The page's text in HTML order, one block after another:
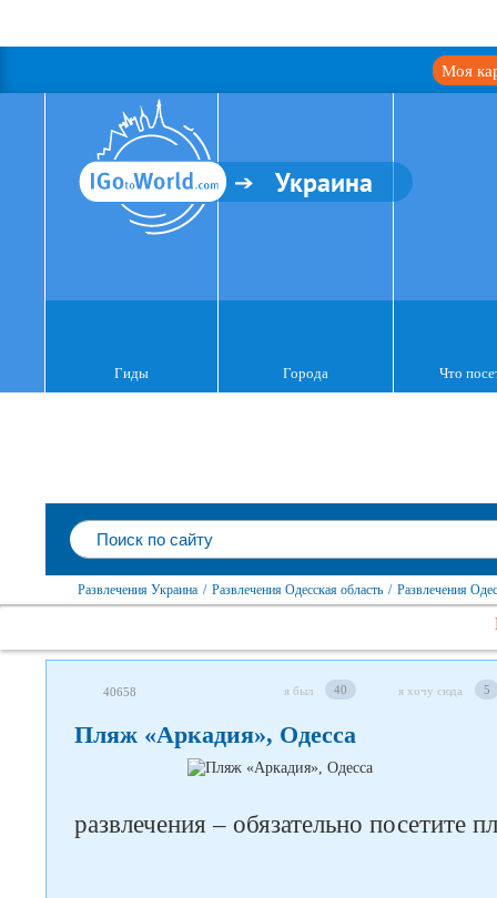
Моя
Украина
Гиды Города Что
Развлечения Украина / Развлечения Одесская область / Развлечения
40658 я был 40 я хочу сюда 5
Пляж «Аркадия», Одесса
развлечения – обязательно посетите